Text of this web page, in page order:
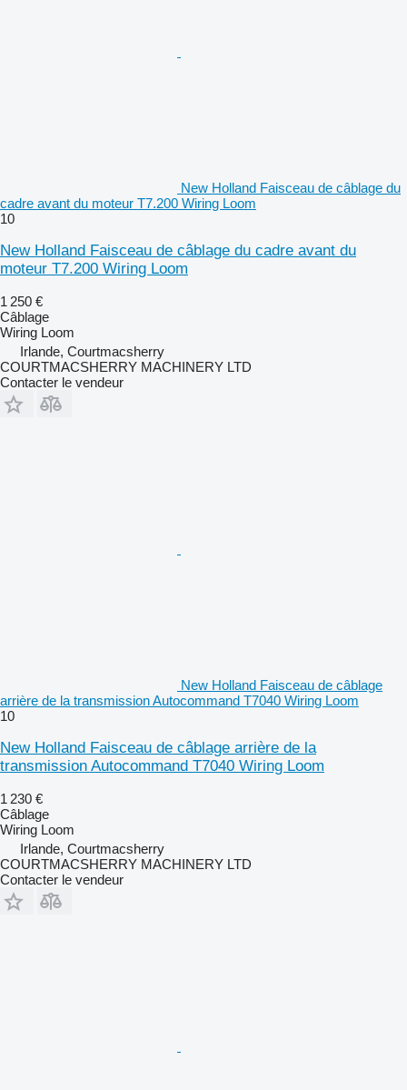
New Holland Faisceau de câblage du
cadre avant du moteur T7.200 Wiring Loom
10
New Holland Faisceau de câblage du cadre avant du
moteur T7.200 Wiring Loom
1 250 €
Câblage
Wiring Loom
Irlande, Courtmacsherry
COURTMACSHERRY MACHINERY LTD
Contacter le vendeur
New Holland Faisceau de câblage
arrière de la transmission Autocommand T7040 Wiring Loom
10
New Holland Faisceau de câblage arrière de la
transmission Autocommand T7040 Wiring Loom
1 230 €
Câblage
Wiring Loom
Irlande, Courtmacsherry
COURTMACSHERRY MACHINERY LTD
Contacter le vendeur